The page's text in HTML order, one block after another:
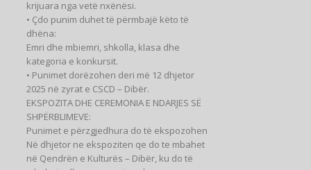
krijuara nga vetë nxënësi.
• Çdo punim duhet të përmbajë këto të
dhëna:
Emri dhe mbiemri, shkolla, klasa dhe
kategoria e konkursit.
• Punimet dorëzohen deri më 12 dhjetor
2025 në zyrat e CSCD – Dibër.
EKSPOZITA DHE CEREMONIA E NDARJES SË
SHPËRBLIMEVE:
Punimet e përzgjedhura do të ekspozohen
Në dhjetor ne ekspoziten qe do te mbahet
në Qendrën e Kulturës – Dibër, ku do të